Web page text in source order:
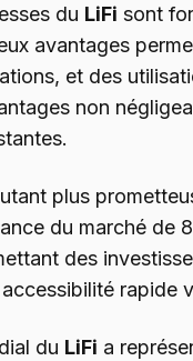
du LiFi sont
avantages
et des
non
plus
du marché de
des
rapide
du LiFi a